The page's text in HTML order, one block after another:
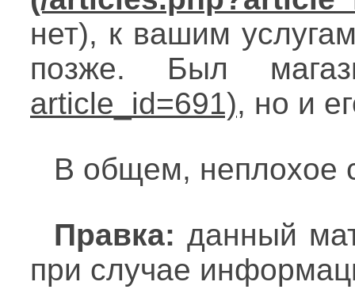
нет), к вашим
позже. Был
, но и
В общем, неплохое
Правка: данный
при случае